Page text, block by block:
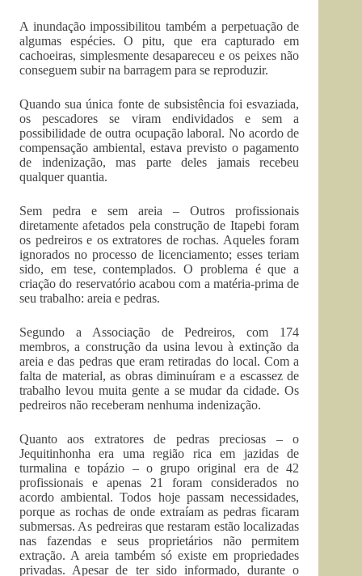
A inundação impossibilitou também a perpetuação de
algumas espécies. O pitu, que era capturado em
cachoeiras, simplesmente desapareceu e os peixes não
conseguem subir na barragem para se reproduzir.
Quando sua única fonte de subsistência foi esvaziada,
os pescadores se viram endividados e sem a
possibilidade de outra ocupação laboral. No acordo de
compensação ambiental, estava previsto o pagamento
de indenização, mas parte deles jamais recebeu
qualquer quantia.
Sem pedra e sem areia – Outros profissionais
diretamente afetados pela construção de Itapebi foram
os pedreiros e os extratores de rochas. Aqueles foram
ignorados no processo de licenciamento; esses teriam
sido, em tese, contemplados. O problema é que a
criação do reservatório acabou com a matéria-prima de
seu trabalho: areia e pedras.
Segundo a Associação de Pedreiros, com 174
membros, a construção da usina levou à extinção da
areia e das pedras que eram retiradas do local. Com a
falta de material, as obras diminuíram e a escassez de
trabalho levou muita gente a se mudar da cidade. Os
pedreiros não receberam nenhuma indenização.
Quanto aos extratores de pedras preciosas – o
Jequitinhonha era uma região rica em jazidas de
turmalina e topázio – o grupo original era de 42
profissionais e apenas 21 foram considerados no
acordo ambiental. Todos hoje passam necessidades,
porque as rochas de onde extraíam as pedras ficaram
submersas. As pedreiras que restaram estão localizadas
nas fazendas e seus proprietários não permitem
extração. A areia também só existe em propriedades
privadas. Apesar de ter sido informado, durante o